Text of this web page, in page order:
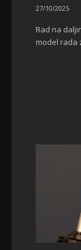
27/10/2025
Rad na
model rada